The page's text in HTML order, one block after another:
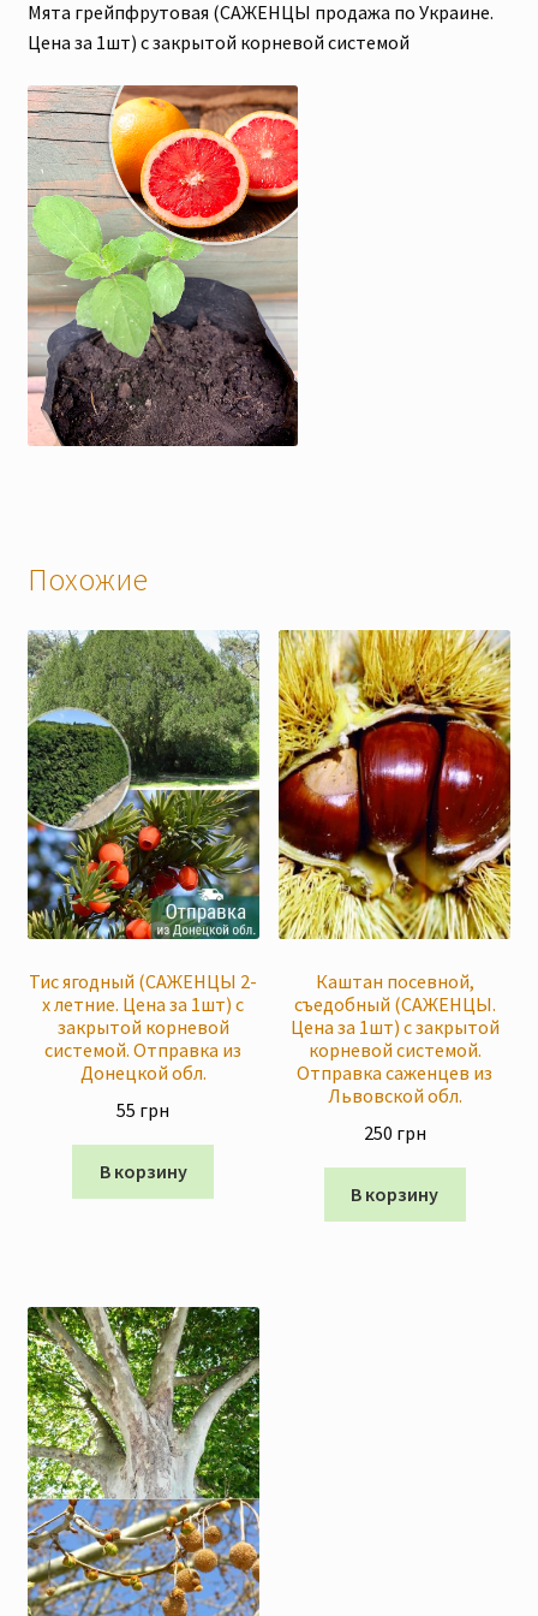
Мята грейпфрутовая (САЖЕНЦЫ продажа по Украине.
Цена за 1шт) с закрытой корневой системой
Похожие
Тис ягодный (САЖЕНЦЫ 2-
х летние. Цена за 1шт) с
закрытой корневой
системой. Отправка из
Донецкой обл.
55 грн
В корзину
Каштан посевной,
съедобный (САЖЕНЦЫ.
Цена за 1шт) с закрытой
корневой системой.
Отправка саженцев из
Львовской обл.
250 грн
В корзину